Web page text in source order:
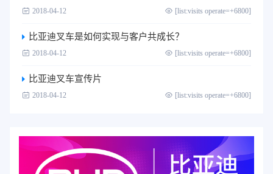
2018-04-12 [list:visits operate=+6800]
比亚迪叉车是如何实现与客户共成长？
2018-04-12 [list:visits operate=+6800]
比亚迪叉车宣传片
2018-04-12 [list:visits operate=+6800]